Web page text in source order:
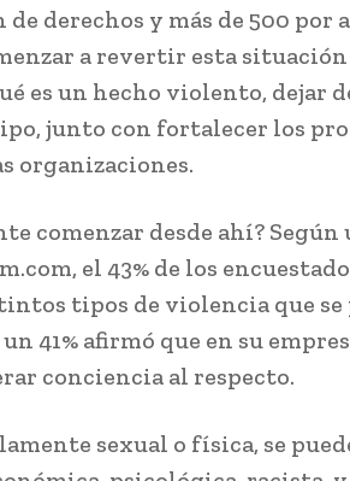
derechos y más de 500 por
a revertir esta
es un hecho violento, dejar
junto con fortalecer los
organizaciones.
comenzar desde ahí? Según
el 43% de los
tipos de violencia que se
41% afirmó que en su
conciencia al respecto.
sexual o física, se